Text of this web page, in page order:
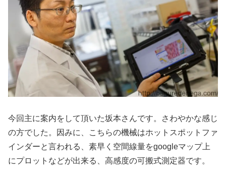
今回主に案内をして頂いた坂本さんです。さわやかな感じ
の方でした。因みに、こちらの機械はホットスポットファ
インダーと言われる、素早く空間線量をgoogleマップ上
にプロットなどが出来る、高感度の可搬式測定器です。